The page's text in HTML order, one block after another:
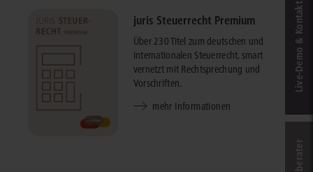
juris Steuerrecht Premium
Über 230 Titel zum deutschen und
internationalen Steuerrecht, smart
vernetzt mit Rechtsprechung und
Vorschriften.
mehr Informationen
Live‑Demo & Kontakt